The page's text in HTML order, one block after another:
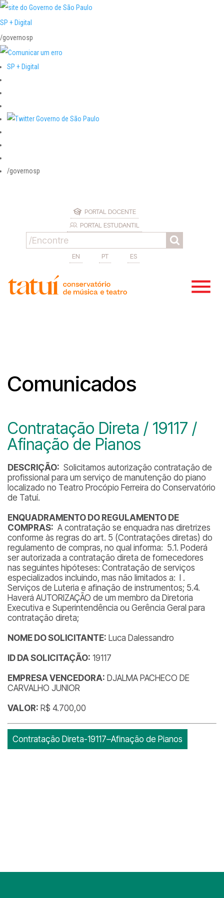
SP + Digital
/governosp
SP + Digital
/governosp
PORTAL DOCENTE
PORTAL ESTUDANTIL
EN PT ES
Comunicados
Contratação Direta / 19117 /
Afinação de Pianos
DESCRIÇÃO: Solicitamos autorização contratação de
profissional para um serviço de manutenção do piano
localizado no Teatro Procópio Ferreira do Conservatório
de Tatuí.
ENQUADRAMENTO DO REGULAMENTO DE
COMPRAS: A contratação se enquadra nas diretrizes
conforme às regras do art. 5 (Contratações diretas) do
regulamento de compras, no qual informa: 5.1. Poderá
ser autorizada a contratação direta de fornecedores
nas seguintes hipóteses: Contratação de serviços
especializados incluindo, mas não limitados a: I .
Serviços de Luteria e afinação de instrumentos; 5.4.
Haverá AUTORIZAÇÃO de um membro da Diretoria
Executiva e Superintendência ou Gerência Geral para
contratação direta;
NOME DO SOLICITANTE: Luca Dalessandro
ID DA SOLICITAÇÃO: 19117
EMPRESA VENCEDORA: DJALMA PACHECO DE
CARVALHO JUNIOR
VALOR: R$ 4.700,00
Contratação Direta-19117–Afinação de Pianos